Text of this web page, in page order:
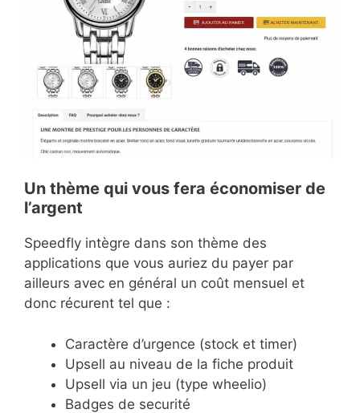
Un thème qui vous fera économiser de
l’argent
Speedfly intègre dans son thème des
applications que vous auriez du payer par
ailleurs avec en général un coût mensuel et
donc récurent tel que :
Caractère d’urgence (stock et timer)
Upsell au niveau de la fiche produit
Upsell via un jeu (type wheelio)
Badges de securité